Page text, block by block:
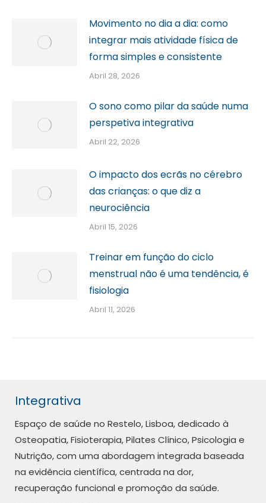
Movimento no dia a dia: como
integrar mais atividade física de
forma simples e consistente
Abril 28, 2026
O sono como pilar da saúde numa
perspetiva integrativa
Abril 22, 2026
O impacto dos ecrãs no cérebro
das crianças: o que diz a
neurociência
Abril 15, 2026
Treinar em função do ciclo
menstrual não é uma tendência, é
fisiologia
Abril 11, 2026
Integrativa
Espaço de saúde no Restelo, Lisboa, dedicado à
Osteopatia, Fisioterapia, Pilates Clínico, Psicologia e
Nutrição, com uma abordagem integrada baseada
na evidência científica, centrada na dor,
recuperação funcional e promoção da saúde.